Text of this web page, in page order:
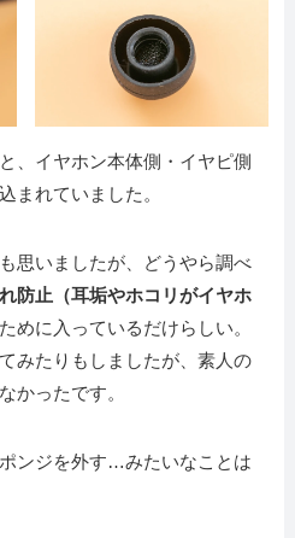
、イヤホン本体側・イヤピ側
まれていました。
思いましたが、どうやら調べ
防止（耳垢やホコリがイヤホ
めに入っているだけらしい。
みたりもしましたが、素人の
かったです。
ンジを外す…みたいなことは